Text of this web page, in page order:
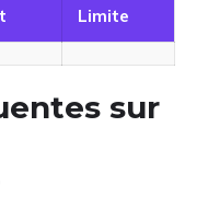
Limite
sur